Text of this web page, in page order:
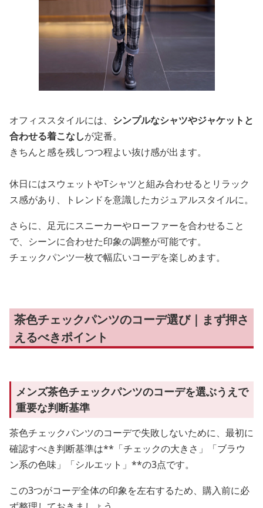
オフィススタイルには、 シンプルなシャツやジャケットと
合わせる着こなしが定番。
きちんと感を残しつつ程よい抜け感が出ます。
休日にはスウェットやTシャツと組み合わせるとリラック
ス感があり、トレンドを意識したカジュアルスタイルに。
さらに、足元にスニーカーやローファーを合わせること
で、シーンに合わせた印象の調整が可能です。
チェックパンツ一枚で幅広いコーデを楽しめます。
茶色チェックパンツのコーデ選び｜まず押さ
えるべきポイント
メンズ茶色チェックパンツのコーデを選ぶうえで
重要な判断基準
茶色チェックパンツのコーデで失敗しないために、最初に
確認すべき判断基準は**「チェックの大きさ」「ブラウ
ン系の色味」「シルエット」**の3点です。
この3つがコーデ全体の印象を左右するため、購入前に必